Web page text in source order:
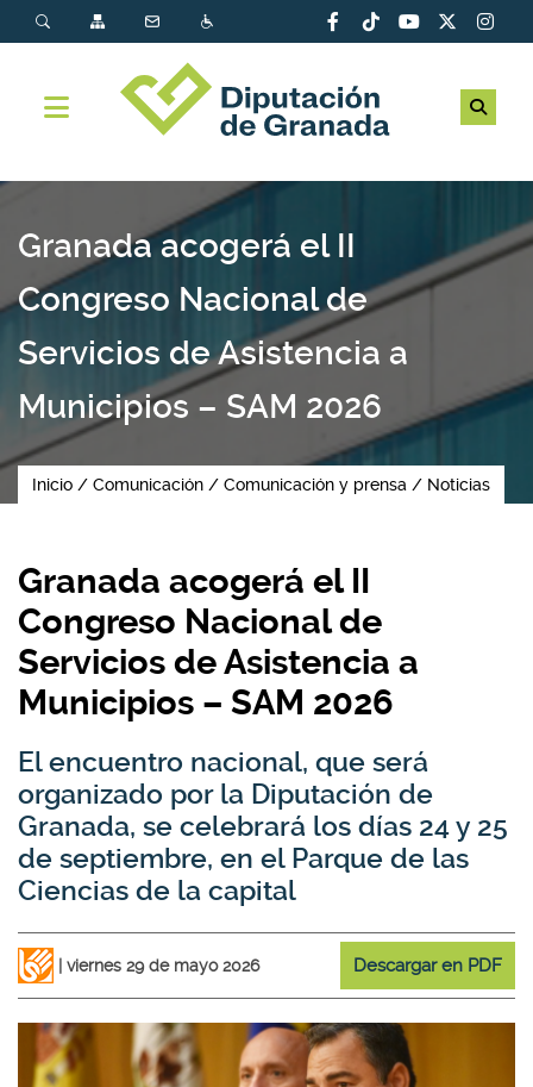
Granada acogerá el II
Congreso Nacional de
Servicios de Asistencia a
Municipios – SAM 2026
Inicio Comunicación Comunicación y prensa Noticias
Granada acogerá el II
Congreso Nacional de
Servicios de Asistencia a
Municipios – SAM 2026
El encuentro nacional, que será
organizado por la Diputación de
Granada, se celebrará los días 24 y 25
de septiembre, en el Parque de las
Ciencias de la capital
viernes 29 de mayo 2026 Descargar en PDF